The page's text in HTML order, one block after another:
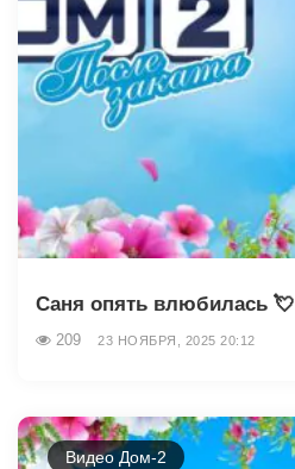
Саня опять влюбилась 💘
209 23 НОЯБРЯ, 2025 20:12
Видео Дом-2